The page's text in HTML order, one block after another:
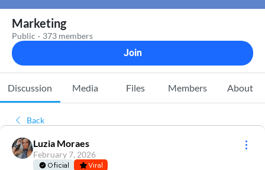
Marketing
Public · 373 members
Join
Discussion Media Files Members About
Back
Luzia Moraes
February 7, 2026
Oficial Viral